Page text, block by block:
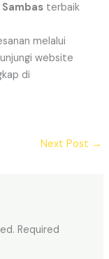
terbaik
melalui
website
di
Next Post →
Required